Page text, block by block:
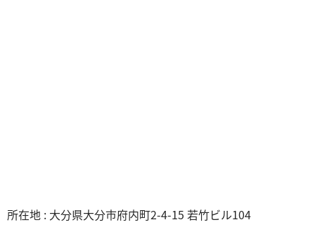
所在地 : 大分県大分市府内町2-4-15 若竹ビル104